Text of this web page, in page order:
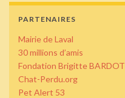
PARTENAIRES
Mairie de Laval
30 millions d’amis
Fondation Brigitte BARDOT
Chat-Perdu.org
Pet Alert 53